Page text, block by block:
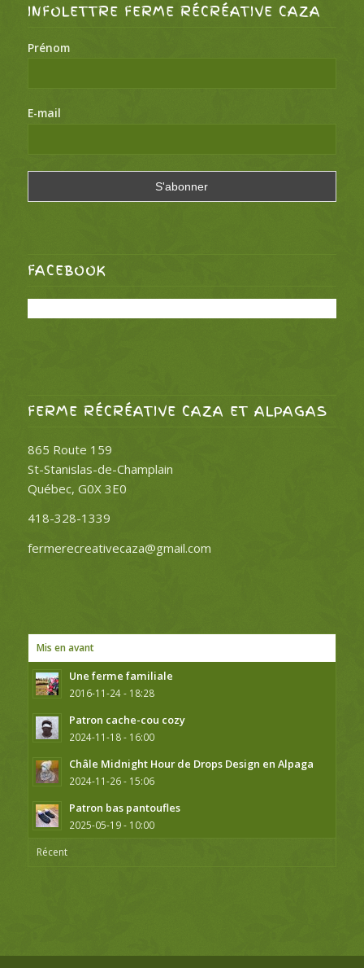
INFOLETTRE FERME RÉCRÉATIVE CAZA
Prénom
E-mail
FACEBOOK
FERME RÉCRÉATIVE CAZA ET ALPAGAS
865 Route 159
St-Stanislas-de-Champlain
Québec, G0X 3E0
418-328-1339
fermerecreativecaza@gmail.com
Mis en avant
Une ferme familiale
2016-11-24 - 18:28
Patron cache-cou cozy
2024-11-18 - 16:00
Châle Midnight Hour de Drops Design en Alpaga
2024-11-26 - 15:06
Patron bas pantoufles
2025-05-19 - 10:00
Récent